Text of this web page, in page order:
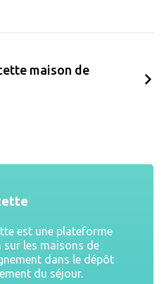
maison de
est une plateforme
les maisons de
dans le dépôt
du séjour.